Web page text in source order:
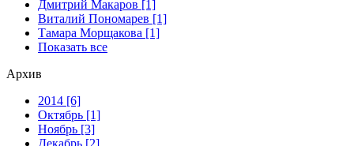
Дмитрий Макаров [1]
Виталий Пономарев [1]
Тамара Морщакова [1]
Показать все
Архив
2014 [6]
Октябрь [1]
Ноябрь [3]
Декабрь [2]